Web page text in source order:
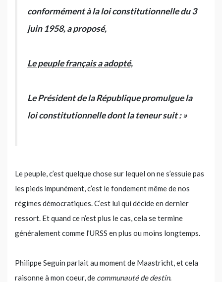
conformément à la loi constitutionnelle du 3
juin 1958, a proposé,
Le peuple français a adopté,
Le Président de la République promulgue la
loi constitutionnelle dont la teneur suit : »
Le peuple, c’est quelque chose sur lequel on ne s’essuie pas
les pieds impunément, c’est le fondement même de nos
régimes démocratiques. C’est lui qui décide en dernier
ressort. Et quand ce n’est plus le cas, cela se termine
généralement comme l’URSS en plus ou moins longtemps.
Philippe Seguin parlait au moment de Maastricht, et cela
raisonne à mon coeur, de communauté de destin.